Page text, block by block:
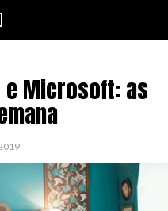
e Microsoft: as